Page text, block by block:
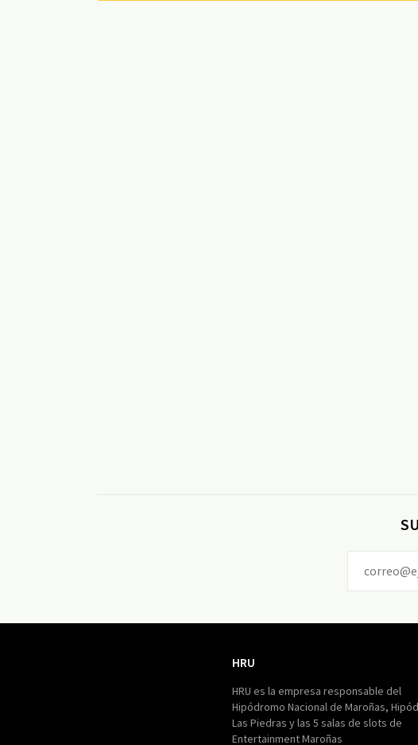
HRU
HRU es la empresa responsable del
Hipódromo Nacional de Maroñas,
Las Piedras y las 5 salas de slots de
Entertainment Maroñas